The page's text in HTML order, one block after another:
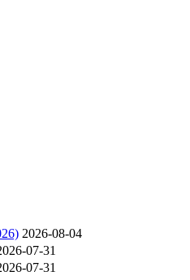
2026-08-04
07-31
07-31